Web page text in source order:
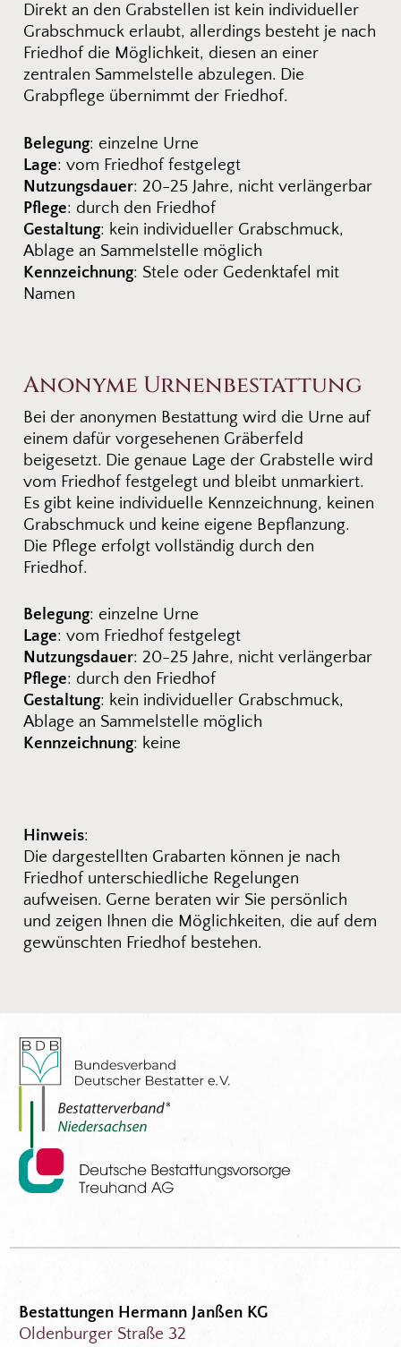
Direkt an den Grabstellen ist kein individueller
Grabschmuck erlaubt, allerdings besteht je nach
Friedhof die Möglichkeit, diesen an einer
zentralen Sammelstelle abzulegen. Die
Grabpflege übernimmt der Friedhof.
Belegung: einzelne Urne
Lage: vom Friedhof festgelegt
Nutzungsdauer: 20-25 Jahre, nicht verlängerbar
Pflege: durch den Friedhof
Gestaltung: kein individueller Grabschmuck,
Ablage an Sammelstelle möglich
Kennzeichnung: Stele oder Gedenktafel mit
Namen
Anonyme Urnenbestattung
Bei der anonymen Bestattung wird die Urne auf
einem dafür vorgesehenen Gräberfeld
beigesetzt. Die genaue Lage der Grabstelle wird
vom Friedhof festgelegt und bleibt unmarkiert.
Es gibt keine individuelle Kennzeichnung, keinen
Grabschmuck und keine eigene Bepflanzung.
Die Pflege erfolgt vollständig durch den
Friedhof.
Belegung: einzelne Urne
Lage: vom Friedhof festgelegt
Nutzungsdauer: 20-25 Jahre, nicht verlängerbar
Pflege: durch den Friedhof
Gestaltung: kein individueller Grabschmuck,
Ablage an Sammelstelle möglich
Kennzeichnung: keine
Hinweis:
Die dargestellten Grabarten können je nach
Friedhof unterschiedliche Regelungen
aufweisen. Gerne beraten wir Sie persönlich
und zeigen Ihnen die Möglichkeiten, die auf dem
gewünschten Friedhof bestehen.
Bestattungen Hermann Janßen KG
Oldenburger Straße 32